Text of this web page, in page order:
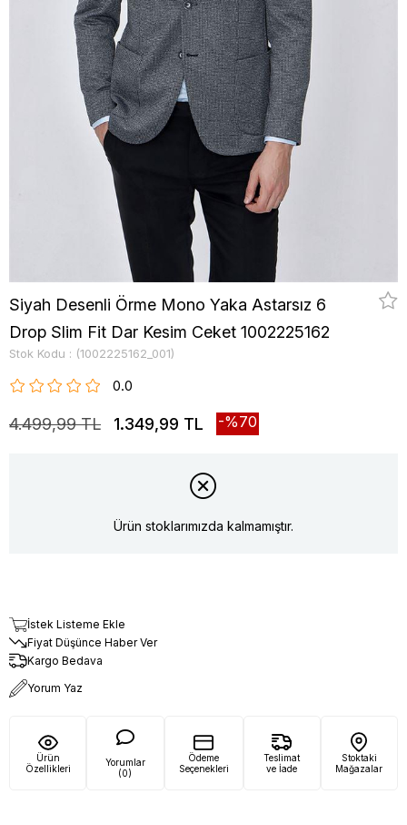
Siyah Desenli Örme Mono Yaka Astarsız 6
Drop Slim Fit Dar Kesim Ceket 1002225162
Stok Kodu (1002225162_001)
0.0
4.499,99 TL 1.349,99 TL 70
Ürün stoklarımızda kalmamıştır.
İstek Listeme Ekle
Fiyat Düşünce Haber Ver
Kargo Bedava
Yorum Yaz
Ürün
Özellikleri
Yorumlar
(0)
Ödeme
Seçenekleri
Teslimat
ve İade
Stoktaki
Mağazalar